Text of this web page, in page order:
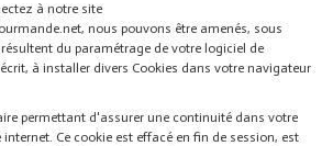
à notre site
nous pouvons être amenés, sous
du paramétrage de votre logiciel de
à installer divers Cookies dans votre navigateur
permettant d'assurer une continuité dans votre
Ce cookie est effacé en fin de session, est